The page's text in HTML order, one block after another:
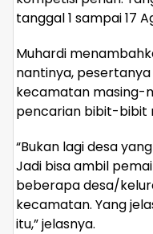
tanggal 1 sampai 17
Muhardi
nantinya,
kecamatan masing-
pencarian bibit-bibit
“Bukan lagi desa
Jadi bisa ambil
beberapa desa/
kecamatan. Yang
itu,” jelasnya.